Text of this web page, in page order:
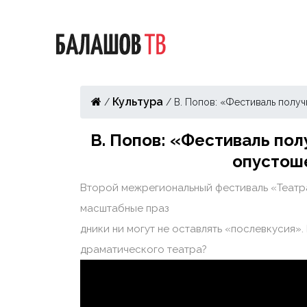
/ Культура / В. Попов: «Фестиваль
В. Попов: «Фестиваль
Второй межрегиональный фестиваль
масштабные праз
дники ни могут не оставлять
драматического театра?